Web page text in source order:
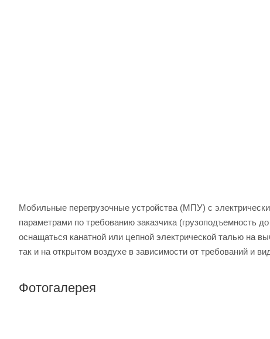
Мобильные перегрузочные устройства (МПУ) с
параметрами по требованию заказчика (грузоподъемность
оснащаться канатной или цепной электрической талью на
так и на открытом воздухе в зависимости от требований и
Фотогалерея